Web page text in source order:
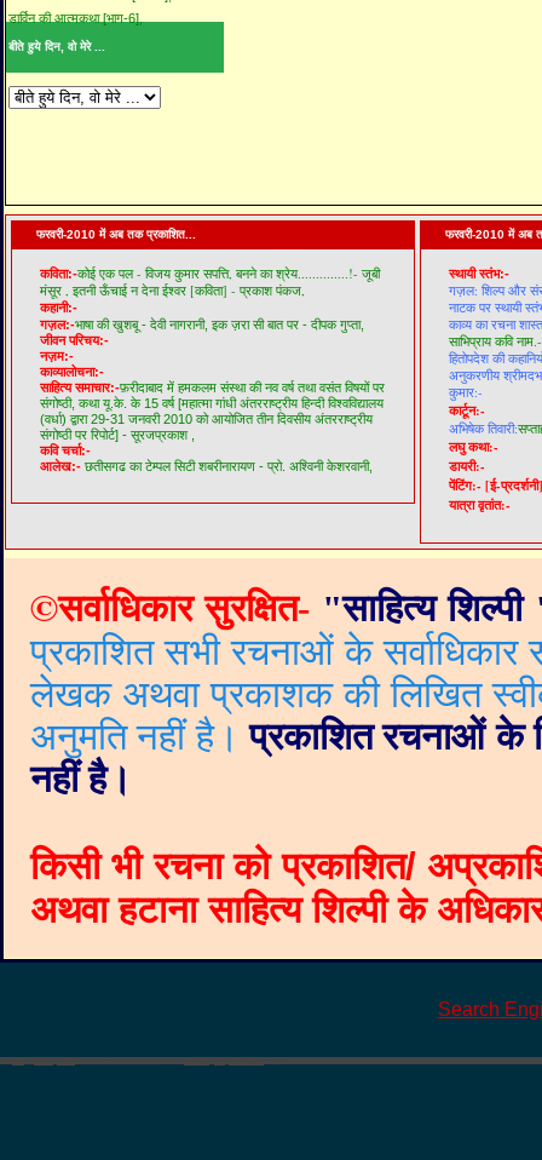
डार्विन की आत्मकथा [भाग-6],
बीते हुये दिन, वो मेरे ...
फरवरी-2010 में अब तक प्रकाशित...
कविता:-कोई एक पल - विजय कुमार सपत्ति, बनने का श्रेय..............!- जूबी
मंसूर , इतनी ऊँचाई न देना ईश्वर [कविता] - प्रकाश पंकज,
कहानी:-
गज़ल:-भाषा की खुशबू - देवी नागरानी, इक ज़रा सी बात पर - दीपक गुप्ता,
जीवन परिचय:-
नज़म:-
काव्यालोचना:-
साहित्य समाचार:-फ़रीदाबाद में हमकलम संस्था की नव वर्ष तथा वसंत विषयों पर
संगोष्ठी, कथा यू.के. के 15 वर्ष [महात्मा गांधी अंतरराष्ट्रीय हिन्दी विश्वविद्यालय
(वर्धा) द्वारा 29-31 जनवरी 2010 को आयोजित तीन दिवसीय अंतरराष्ट्रीय
संगोष्ठी पर रिपोर्ट] - सूरजप्रकाश ,
कवि चर्चा:-
आलेख:- छतीसगढ का टेम्पल सिटी शबरीनारायण - प्रो. अश्विनी केशरवानी,
फरवरी-2010 में अब
स्थायी स्तंभ:-
गज़ल: शिल्प और
नाटक पर स्थायी
काव्य का रचना
साभिप्राय कवि
हितोपदेश की
अनुकरणीय
कुमार:-
कार्टून:-
अभिषेक तिवारी:
लघु कथा:-
डायरी:-
पेंटिंग:- [ई-
यात्रा वृतांत:-
©सर्वाधिकार सुरक्षित- "साहित्य शिल्पी
प्रकाशित सभी रचनाओं के
लेखक अथवा प्रकाशक की लिखित
अनुमति नहीं है। प्रकाशित रचनाओं के
नहीं है।
किसी भी रचना को प्रकाशित/
अथवा हटाना साहित्य शिल्पी के
Search